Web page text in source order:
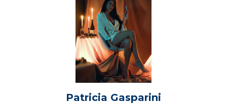
Patricia Gasparini